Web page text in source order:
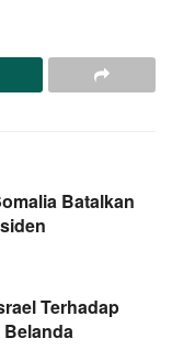
Batalkan
Terhadap